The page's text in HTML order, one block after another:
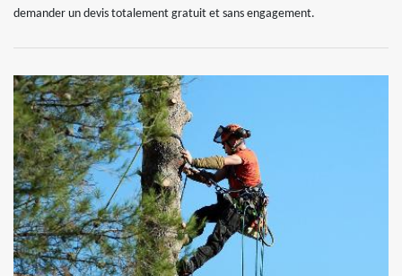
demander un devis totalement gratuit et sans engagement.